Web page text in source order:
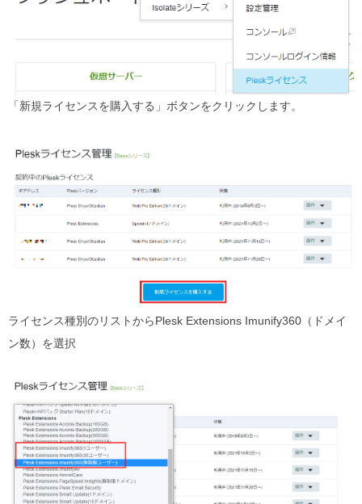
「新規ライセンスを購⼊する」ボタンをクリックします。
ライセンス種別のリストからPlesk Extensions Imunify360（ドメイ
ン数）を選択